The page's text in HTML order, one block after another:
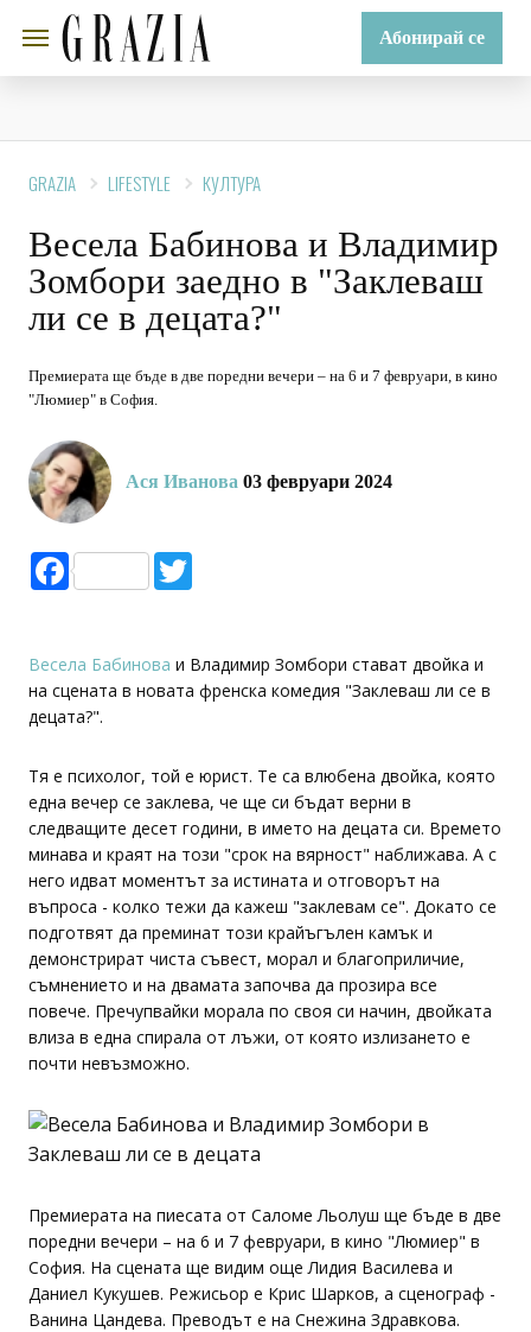
Абонирай се
GRAZIA LIFESTYLE КУЛТУРА
Весела Бабинова и Владимир
Зомбори заедно в "Заклеваш
ли се в децата?"
Премиерата ще бъде в две поредни вечери – на 6 и 7 февруари, в кино
"Люмиер" в София.
Ася Иванова 03 февруари 2024
Facebook
Весела Бабинова и Владимир Зомбори стават двойка и
на сцената в новата френска комедия "Заклеваш ли се в
децата?".
Тя е психолог, той е юрист. Те са влюбена двойка, която
една вечер се заклева, че ще си бъдат верни в
следващите десет години, в името на децата си. Времето
минава и краят на този "срок на вярност" наближава. А с
него идват моментът за истината и отговорът на
въпроса - колко тежи да кажеш "заклевам се". Докато се
подготвят да преминат този крайъгълен камък и
демонстрират чиста съвест, морал и благоприличие,
съмнението и на двамата започва да прозира все
повече. Пречупвайки морала по своя си начин, двойката
влиза в една спирала от лъжи, от която излизането е
почти невъзможно.
Премиерата на пиесата от Саломе Льолуш ще бъде в две
поредни вечери – на 6 и 7 февруари, в кино "Люмиер" в
София. На сцената ще видим още Лидия Василева и
Даниел Кукушев. Режисьор е Крис Шарков, а сценограф -
Ванина Цандева. Преводът е на Снежина Здравкова.